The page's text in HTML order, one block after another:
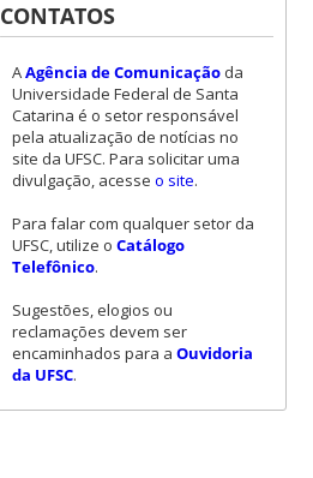
CONTATOS
AAgência de Comunicaçãoda
Universidade Federal de Santa
Catarina é o setor responsável
pela atualização de notícias no
site da UFSC. Para solicitar uma
divulgação, acesse o site.
Para falar com qualquer setor da
UFSC, utilize o Catálogo
Telefônico.
Sugestões, elogios ou
reclamações devem ser
encaminhados para a Ouvidoria
da UFSC.